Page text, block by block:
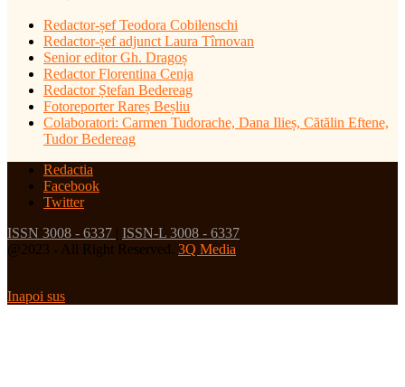
Redactor-șefTeodora Cobilenschi
Redactor-șef adjunct Laura Tîrnovan
Senior editor Gh. Dragoș
Redactor Florentina Cenja
Redactor Ștefan Bedereag
Fotoreporter Rareș Beșliu
Colaboratori: Carmen Tudorache, Dana Ilieș, Cătălin Eftene,
Tudor Bedereag
Redactia
Facebook
Twitter
ISSN 3008 - 6337
ISSN-L 3008 - 6337
@2023 - All Right Reserved. 3Q Media
Inapoi sus